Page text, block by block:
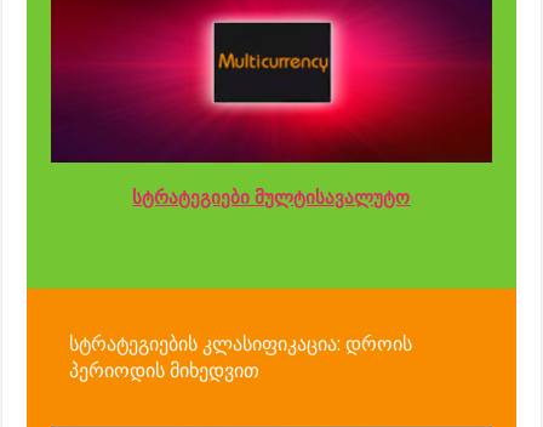
სტრატეგიები მულტისავალუტო
სტრატეგიების კლასიფიკაცია: დროის
პერიოდის მიხედვით